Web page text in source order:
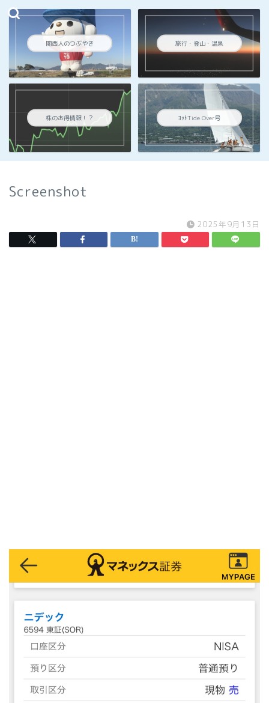
関西人のつぶやき 旅行・登山・温泉
株のお得情報！？ ﾖｯﾄTide Over号
Screenshot
2025年9月13日